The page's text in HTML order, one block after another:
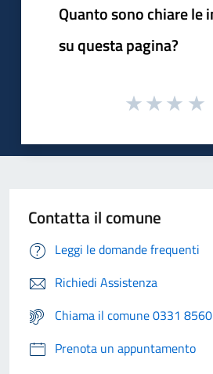
Quanto sono chiare le
su questa pagina?
Contatta il comune
Leggi le domande frequenti
Richiedi Assistenza
Chiama il comune 0331
Prenota un appuntamento